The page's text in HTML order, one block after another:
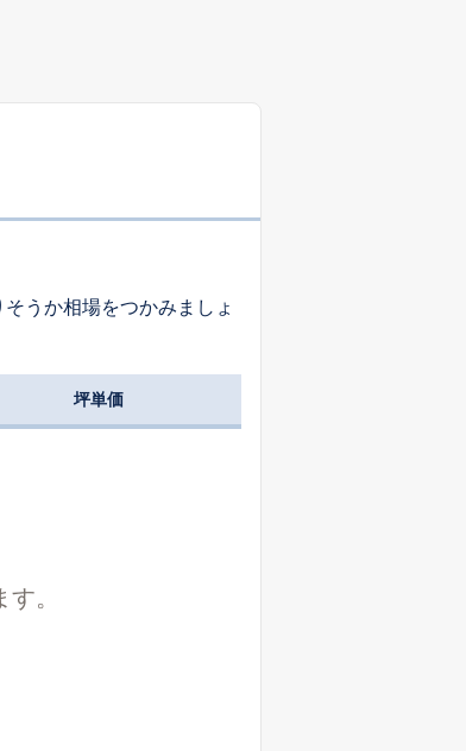
うか相場をつかみましょ
坪単価
。